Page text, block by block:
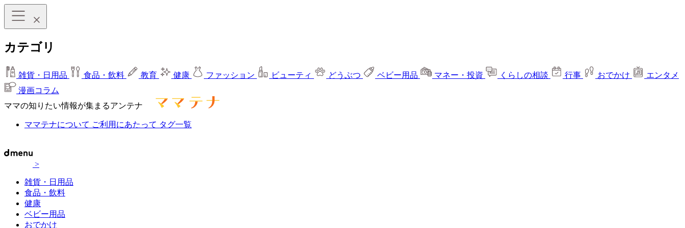
カテゴリ
雑貨・日用品 食品・飲料 教育 健康 ファッション ビューティ どうぶつ ベビー用品 マネー・投資 くらしの相談 行事 おでかけ
エンタメ
漫画コラム
ママの知りたい情報が集まるアンテナ
ママテナについて ご利用にあたって タグ一覧
>
雑貨・日用品
食品・飲料
健康
ベビー用品
おでかけ